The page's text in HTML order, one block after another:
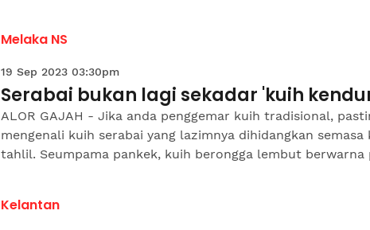
Melaka NS
19 Sep 2023 03:30pm
Serabai bukan lagi sekadar 'kuih
ALOR GAJAH - Jika anda penggemar kuih tradisional,
mengenali kuih serabai yang lazimnya dihidangkan semasa
tahlil. Seumpama pankek, kuih berongga lembut berwarna
Kelantan